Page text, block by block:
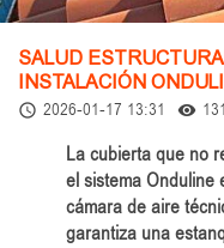
SALUD
INSTALACIÓN
access_time 2026-01-17 13:31 remove_red_eye 131
La cubierta que no
el sistema Onduline
cámara de aire
garantiza una